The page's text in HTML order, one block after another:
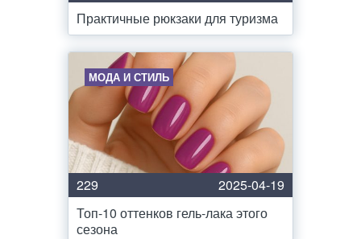
Практичные рюкзаки для туризма
МОДА И СТИЛЬ
229
2025-04-19
Топ-10 оттенков гель-лака этого
сезона